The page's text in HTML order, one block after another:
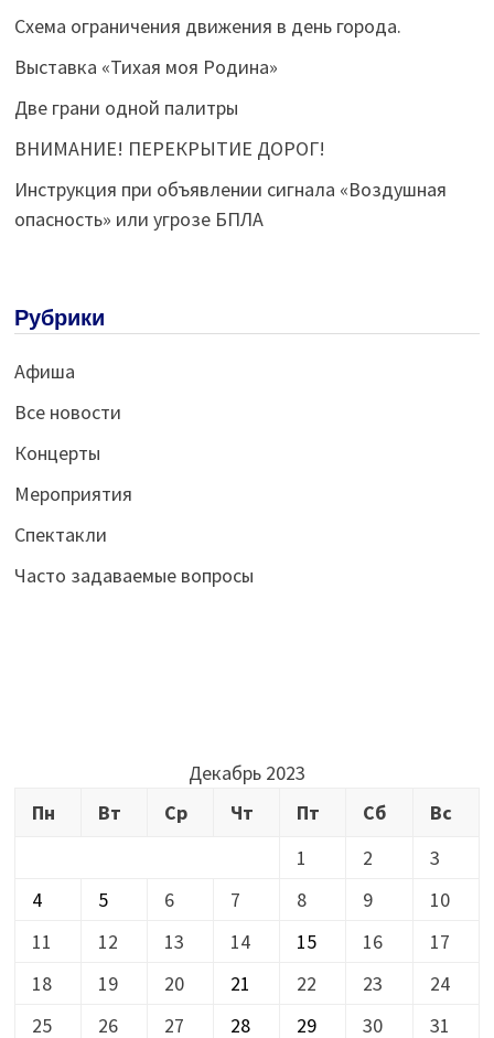
Схема ограничения движения в день города.
Выставка «Тихая моя Родина»
Две грани одной палитры
ВНИМАНИЕ! ПЕРЕКРЫТИЕ ДОРОГ!
Инструкция при объявлении сигнала «Воздушная
опасность» или угрозе БПЛА
Рубрики
Афиша
Все новости
Концерты
Мероприятия
Спектакли
Часто задаваемые вопросы
Декабрь 2023
Пн
Вт Ср Чт Пт Сб
Вс
1
2
3
4
5 6 7 8 9
10
11
12 13 14 15 16
17
18
19 20 21 22 23
24
25
26 27 28 29 30 31